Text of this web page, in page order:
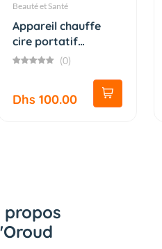
Beauté et Santé
Appareil chauffe
cire portatif
d'épilate...(0)
Dhs 100.00
propos